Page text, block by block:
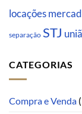
locações
separação STJ
CATEGORIAS
Compra e Venda